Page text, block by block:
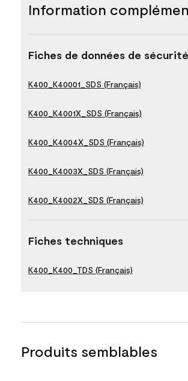
Information
Fiches de données de sécurité
K400_K40001_SDS (Français)
K400_K4001X_SDS (Français)
K400_K4004X_SDS (Français)
K400_K4003X_SDS (Français)
K400_K4002X_SDS (Français)
Fiches techniques
K400_K400_TDS (Français)
Produits semblables